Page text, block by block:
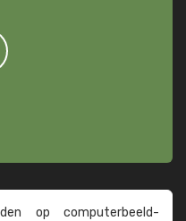
op computer­beeld­